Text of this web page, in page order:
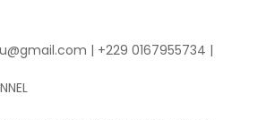
| +229 0167955734 |